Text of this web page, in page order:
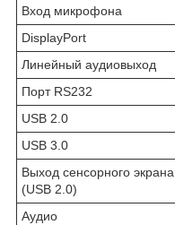
Вход микрофона
DisplayPort
Линейный аудиовыход
Порт RS232
USB 2.0
USB 3.0
Выход сенсорного экрана
(USB 2.0)
Аудио